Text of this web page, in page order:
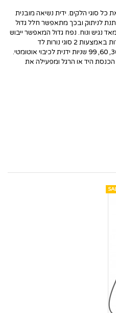
סוגי הלקים. ידית נשיאה מובנית
לניתוק ובכך מתאפשר חלל גדול
נגיש ונוח. נפח גדול המאפשר ייבוש
2 ידיים במקביל. מייבש ביעילות ובמהירות באמצעות 2 סוגי נורות לד
365+405nm. 4 סוגי טיימרים של 10, 30, 60, 99 שניות ידנית לכיבוי אוטומטי.
היד או הרגל ומפעילה את